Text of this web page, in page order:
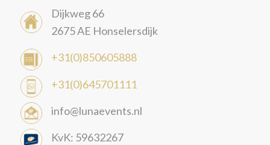
Dijkweg 66
2675 AE Honselersdijk
+31(0)850605888
+31(0)645701111
info@lunaevents.nl
KvK: 59632267